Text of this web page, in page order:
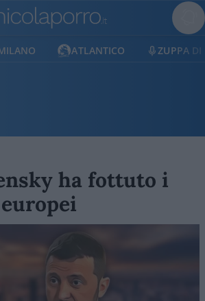
ATLANTICO ZUPPA DI
ha fottuto i